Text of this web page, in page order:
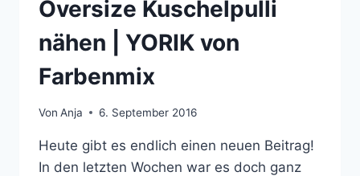
Oversize Kuschelpulli
nähen | YORIK von
Farbenmix
Von Anja 6. September 2016
Heute gibt es endlich einen neuen Beitrag!
In den letzten Wochen war es doch ganz